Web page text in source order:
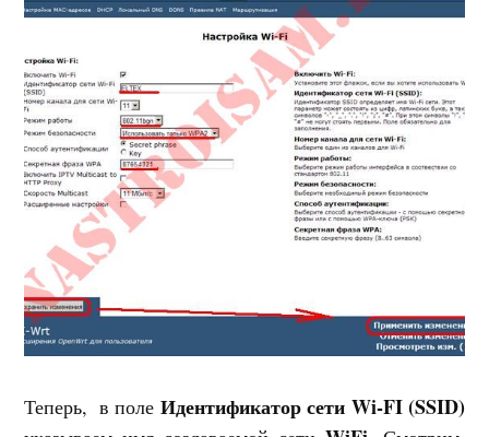
Теперь, в поле Идентификатор сети Wi-FI (SSID)